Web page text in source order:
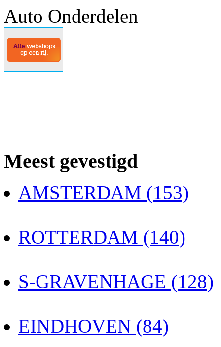
Auto Onderdelen
Meest gevestigd
AMSTERDAM (153)
ROTTERDAM (140)
S-GRAVENHAGE (128)
EINDHOVEN (84)